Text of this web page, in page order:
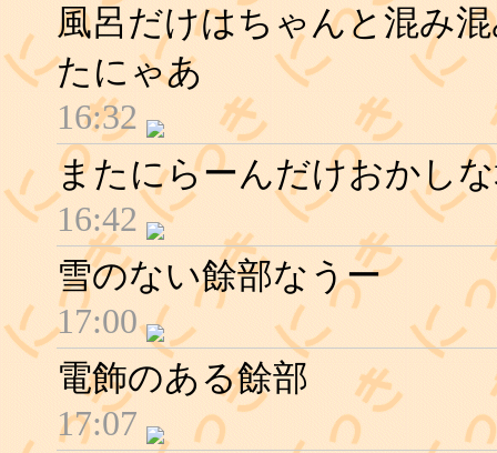
風呂だけはちゃんと混み
たにゃあ
16:32
またにらーんだけおかし
16:42
雪のない餘部なうー
17:00
電飾のある餘部
17:07